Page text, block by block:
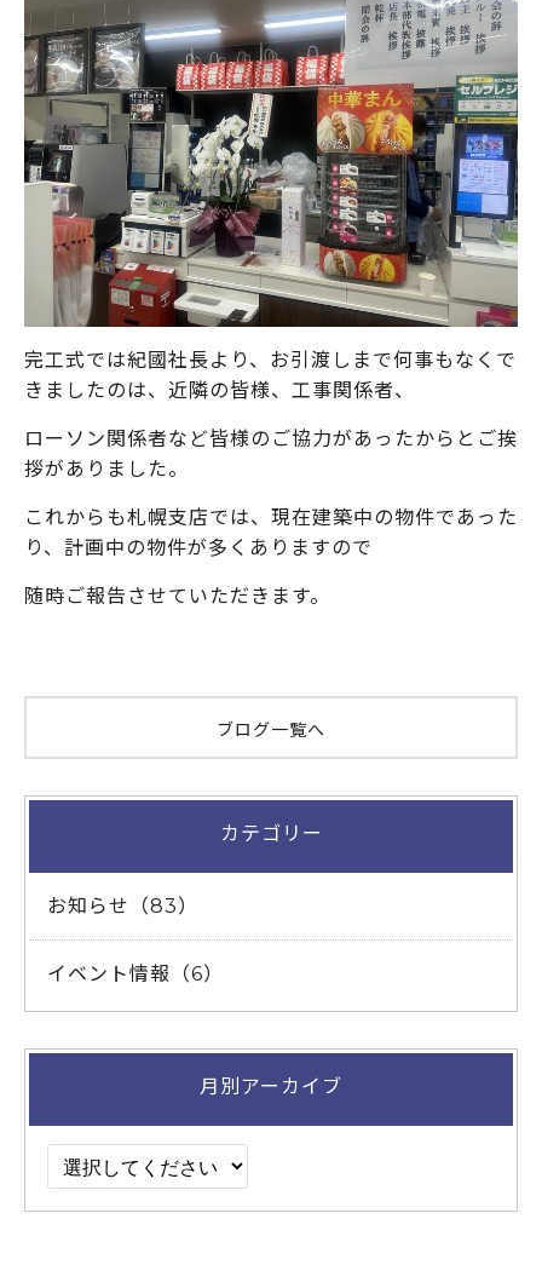
完工式では紀國社長より、お引渡しまで何事もなくで
きましたのは、近隣の皆様、工事関係者、
ローソン関係者など皆様のご協力があったからとご挨
拶がありました。
これからも札幌支店では、現在建築中の物件であった
り、計画中の物件が多くありますので
随時ご報告させていただきます。
ブログ一覧へ
カテゴリー
お知らせ（83）
イベント情報（6）
月別アーカイブ